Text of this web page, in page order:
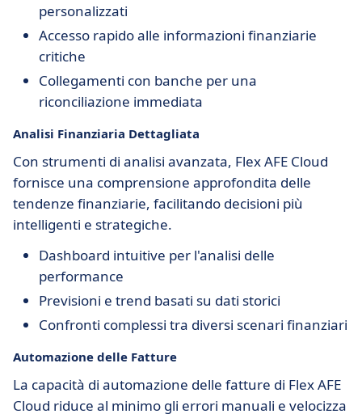
personalizzati
Accesso rapido alle informazioni finanziarie
critiche
Collegamenti con banche per una
riconciliazione immediata
Analisi Finanziaria Dettagliata
Con strumenti di analisi avanzata, Flex AFE Cloud
fornisce una comprensione approfondita delle
tendenze finanziarie, facilitando decisioni più
intelligenti e strategiche.
Dashboard intuitive per l'analisi delle
performance
Previsioni e trend basati su dati storici
Confronti complessi tra diversi scenari finanziari
Automazione delle Fatture
La capacità di automazione delle fatture di Flex AFE
Cloud riduce al minimo gli errori manuali e velocizza